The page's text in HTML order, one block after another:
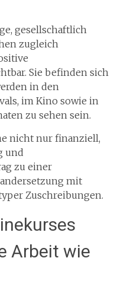
gesellschaftlich
zugleich
Sie befinden sich
in den
im Kino sowie in
zu sehen sein.
nicht nur finanziell,
und
zu einer
mit
Zuschreibungen.
Arbeit wie